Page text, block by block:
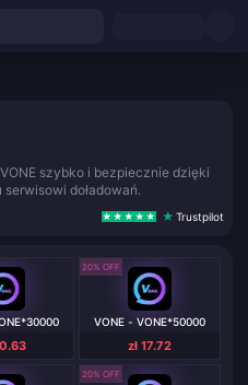
szybko i bezpiecznie dzięki
doładowań.
Trustpilot
20% OFF
VONE - VONE*50000
zł 17.72
20% OFF